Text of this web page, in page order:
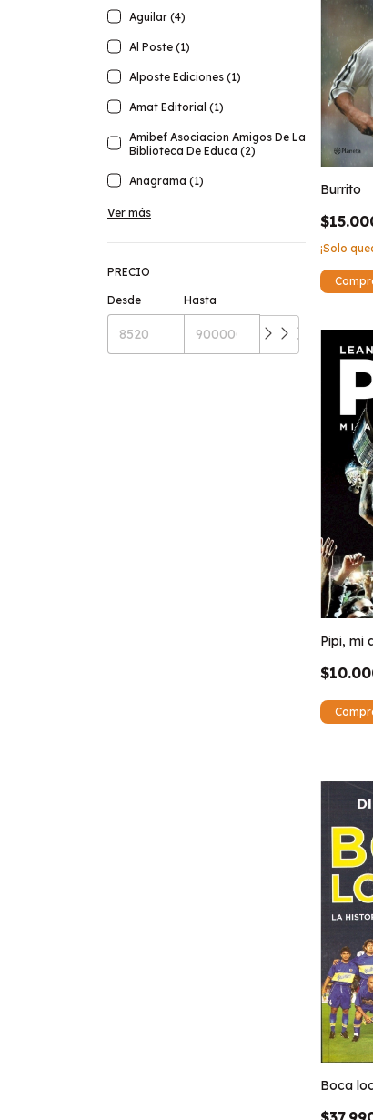
Aguilar (4)
Al Poste (1)
Alposte Ediciones (1)
Amat Editorial (1)
Amibef Asociacion Amigos De La
Biblioteca De Educa (2)
Anagrama (1)
Ver más
PRECIO
Desde Hasta
Burrito
¡Solo
Pipi, mi
Boca